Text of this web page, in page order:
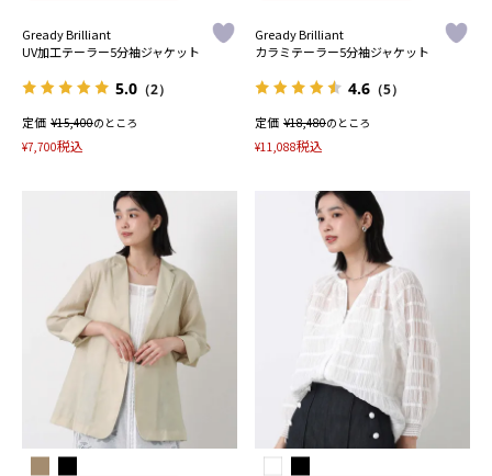
Gready Brilliant
UV加工テーラー5分袖ジャケット
5.0 （2）
定価 ¥15,400のところ
¥7,700税込
Gready Brilliant
カラミテーラー5分袖ジャケット
4.6 （5）
定価 ¥18,480のところ
¥11,088税込